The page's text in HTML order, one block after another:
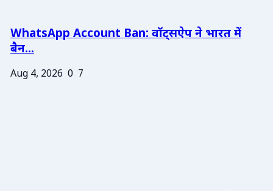
WhatsApp Account Ban: वॉट्सऐप ने भारत में
बैन...
Aug 4, 2026 0 7